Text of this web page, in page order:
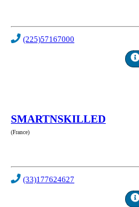
(225)57167000
SMARTNSKILLED
(France)
(33)177624627